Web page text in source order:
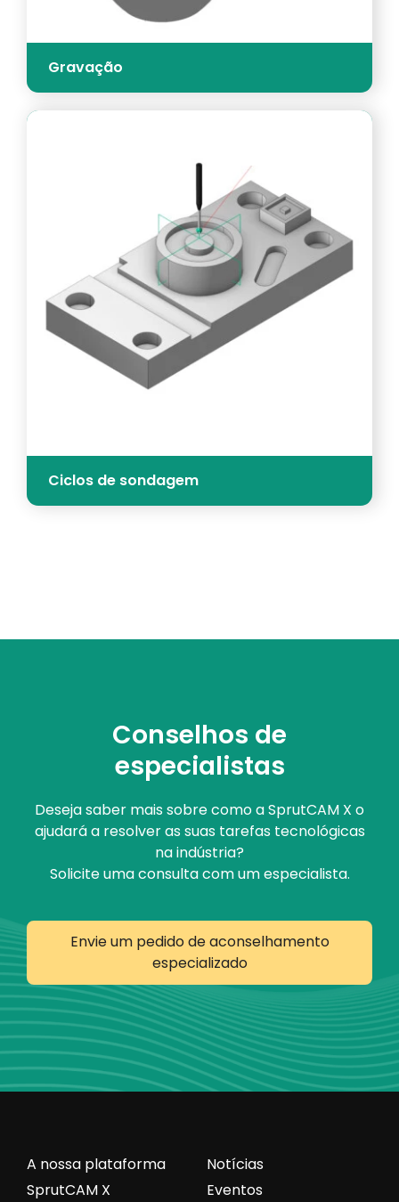
Gravação
Ciclos de sondagem
Conselhos de
especialistas
Deseja saber mais sobre como a SprutCAM X o
ajudará a resolver as suas tarefas tecnológicas
na indústria?
Solicite uma consulta com um especialista.
Envie um pedido de aconselhamento
especializado
Notícias
Eventos
A nossa plataforma
SprutCAM X